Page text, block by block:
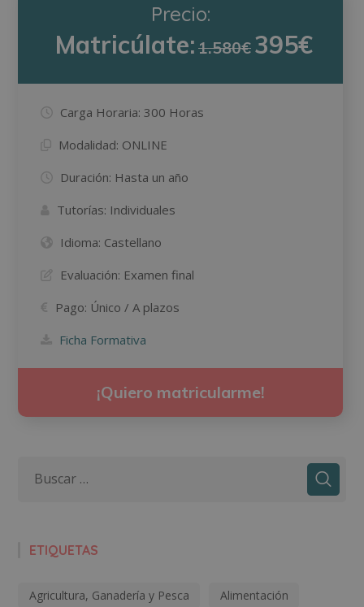
Precio:
Matricúlate:1.580€ 395€
Carga Horaria: 300 Horas
Modalidad: ONLINE
Duración: Hasta un año
Tutorías: Individuales
Idioma: Castellano
Evaluación: Examen final
Pago: Único / A plazos
Ficha Formativa
¡Quiero matricularme!
ETIQUETAS
Agricultura, Ganadería y Pesca Alimentación